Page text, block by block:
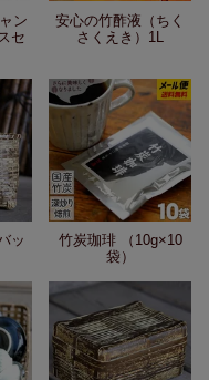
ン
セ
安心の竹酢液（ちく
さくえき）1L
ッ
竹炭珈琲 （10g×10
袋）